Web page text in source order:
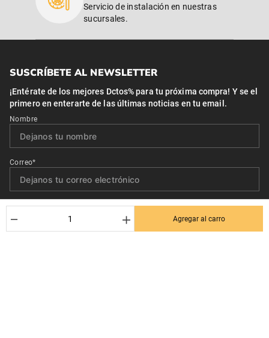
＋
－ Agregar al carro
Servicio de instalación en nuestras
sucursales.
SUSCRÍBETE AL NEWSLETTER
¡Entérate de los mejores Dctos% para tu próxima compra! Y se el
primero en enterarte de las últimas noticias en tu email.
Nombre
Correo*
Quiero recibir el newsletter con promociones.